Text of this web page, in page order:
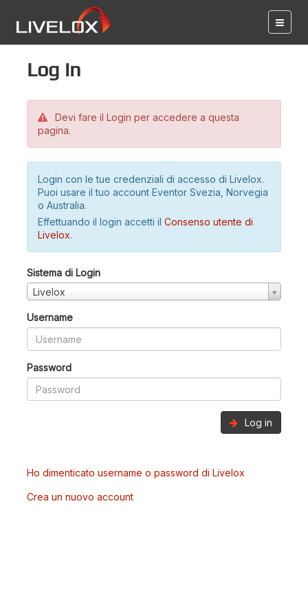
Log in
Devi fare il Login per accedere a questa
pagina.
Login con le tue credenziali di accesso di Livelox.
Puoi usare il tuo account Eventor Svezia, Norvegia
o Australia.
Effettuando il login accetti il Consenso utente di
Livelox.
Sistema di Login
Livelox
Username
Password
Log in
Ho dimenticato username o password di Livelox
Crea un nuovo account